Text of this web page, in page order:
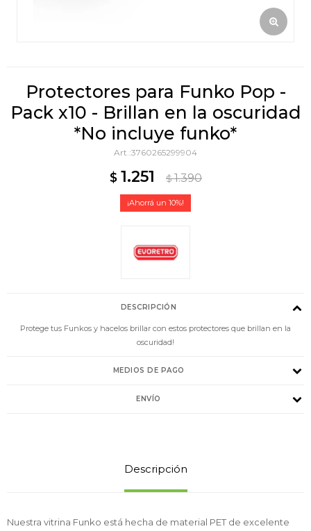
Protectores para Funko Pop -
Pack x10 - Brillan en la oscuridad
*No incluye funko*
3760265299904
$ 1.251 $ 1.390
10
DESCRIPCIÓN
Protege tus Funkos y hacelos brillar con estos protectores que brillan en la
oscuridad!
MEDIOS DE PAGO
ENVÍO
Descripción
Nuestra vitrina Funko está hecha de material PET de excelente